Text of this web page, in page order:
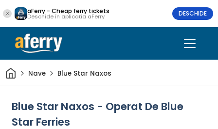
aFerry - Cheap ferry tickets
Deschide în aplicația aFerry DESCHIDE
AcasăNave Blue Star Naxos
Blue Star Naxos - Operat De Blue
Star Ferries